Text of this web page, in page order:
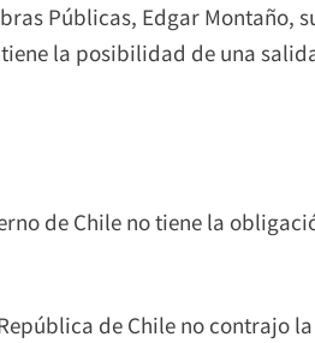
Públicas, Edgar Montaño,
la posibilidad de una
de Chile no tiene la
de Chile no contrajo la